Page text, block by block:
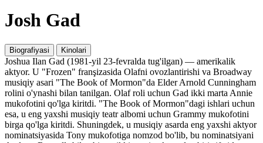
Josh Gad
Biografiyasi Kinolari
Joshua Ilan Gad (1981-yil 23-fevralda tug'ilgan) — amerikalik
aktyor. U "Frozen" franşizasida Olafni ovozlantirishi va Broadway
musiqiy asari "The Book of Mormon"da Elder Arnold Cunningham
rolini o'ynashi bilan tanilgan. Olaf roli uchun Gad ikki marta Annie
mukofotini qo'lga kiritdi. "The Book of Mormon"dagi ishlari uchun
esa, u eng yaxshi musiqiy teatr albomi uchun Grammy mukofotini
birga qo'lga kiritdi. Shuningdek, u musiqiy asarda eng yaxshi aktyor
nominatsiyasida Tony mukofotiga nomzod bo'lib, bu nominatsiyani